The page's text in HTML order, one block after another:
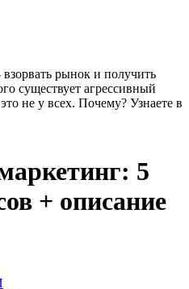
рынок и получить
существует агрессивный
не у всех. Почему? Узнаете в
5
+ описание